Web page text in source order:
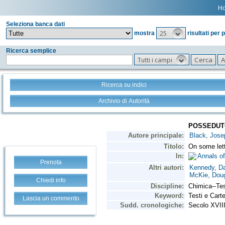
Seleziona banca dati
mostra
25 risultati per
Ricerca semplice
Tutti i campi
Ricerca su indici
Archivio di Autorità
Prenota
Chiedi info
Lascia un commento